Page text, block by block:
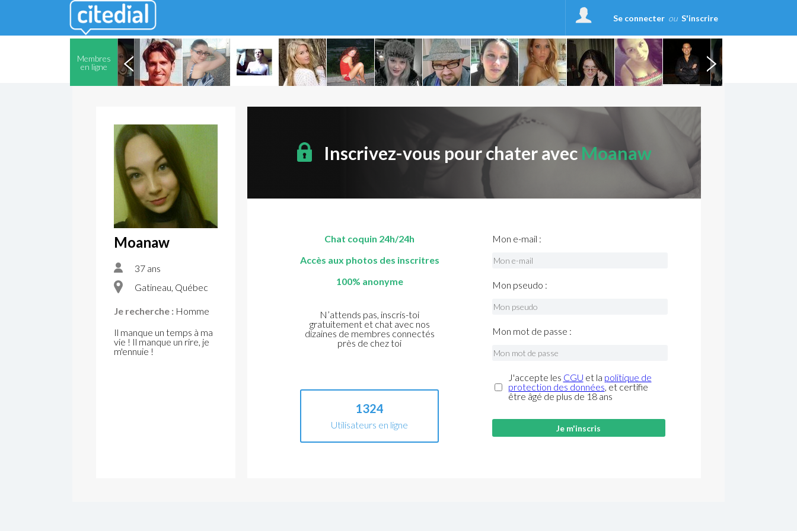
Se connecter ou S'inscrire
Membres
en ligne
Moanaw
37 ans
Gatineau, Québec
Je recherche : Homme
Il manque un temps à ma
vie ! Il manque un rire, je
m'ennuie !
Inscrivez-vous pour chater avec Moanaw
Chat coquin 24h/24h
Accès aux photos des inscritres
100% anonyme
N’attends pas, inscris-toi
gratuitement et chat avec nos
dizaines de membres connectés
près de chez toi
1324
Utilisateurs en ligne
Mon e-mail :
Mon pseudo :
Mon mot de passe :
J'accepte les CGU et la politique de
protection des données, et certifie
être âgé de plus de 18 ans